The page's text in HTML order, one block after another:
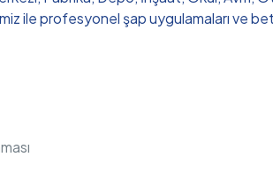
ile profesyonel şap uygulamaları ve